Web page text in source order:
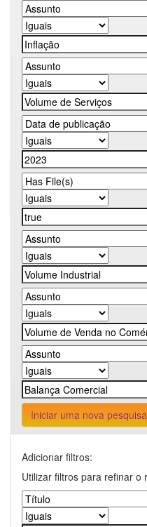
Iniciar uma nova pesquisa
Adicionar filtros:
Utilizar filtros para refinar o